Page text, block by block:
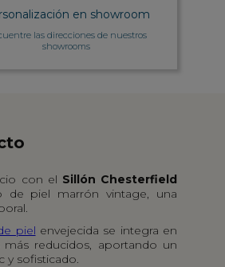
en showroom
las direcciones de nuestros
showrooms
con el Sillón Chesterfield
piel marrón vintage, una
piel envejecida se integra en
reducidos, aportando un
y sofisticado.